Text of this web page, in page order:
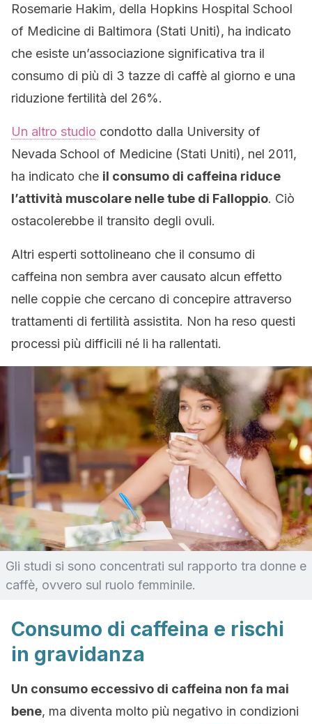
Rosemarie Hakim, della Hopkins Hospital School
of Medicine di Baltimora (Stati Uniti), ha indicato
che esiste un’associazione significativa tra il
consumo di più di 3 tazze di caffè al giorno e una
riduzione fertilità del 26%.
Un altro studio condotto dalla University of
Nevada School of Medicine (Stati Uniti), nel 2011,
ha indicato che il consumo di caffeina riduce
l’attività muscolare nelle tube di Falloppio. Ciò
ostacolerebbe il transito degli ovuli.
Altri esperti sottolineano che il consumo di
caffeina non sembra aver causato alcun effetto
nelle coppie che cercano di concepire attraverso
trattamenti di fertilità assistita. Non ha reso questi
processi più difficili né li ha rallentati.
Gli studi si sono concentrati sul rapporto tra donne e
caffè, ovvero sul ruolo femminile.
Consumo di caffeina e rischi
in gravidanza
Un consumo eccessivo di caffeina non fa mai
bene, ma diventa molto più negativo in condizioni